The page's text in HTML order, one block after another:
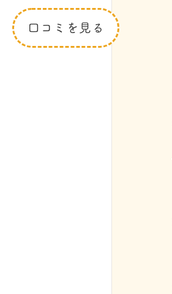
口コミを見る